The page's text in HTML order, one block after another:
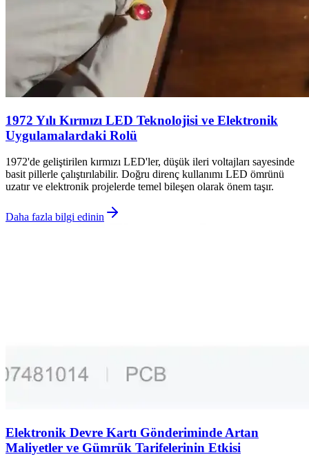
1972 Yılı Kırmızı LED Teknolojisi ve Elektronik
Uygulamalardaki Rolü
1972'de geliştirilen kırmızı LED'ler, düşük ileri voltajları sayesinde
basit pillerle çalıştırılabilir. Doğru direnç kullanımı LED ömrünü
uzatır ve elektronik projelerde temel bileşen olarak önem taşır.
Daha fazla bilgi edinin
Elektronik Devre Kartı Gönderiminde Artan
Maliyetler ve Gümrük Tarifelerinin Etkisi